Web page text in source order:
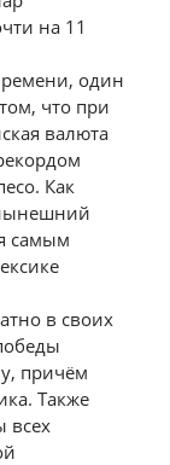
на 11
один
что при
валюта
Как
самым
в своих
причём
Также
всех